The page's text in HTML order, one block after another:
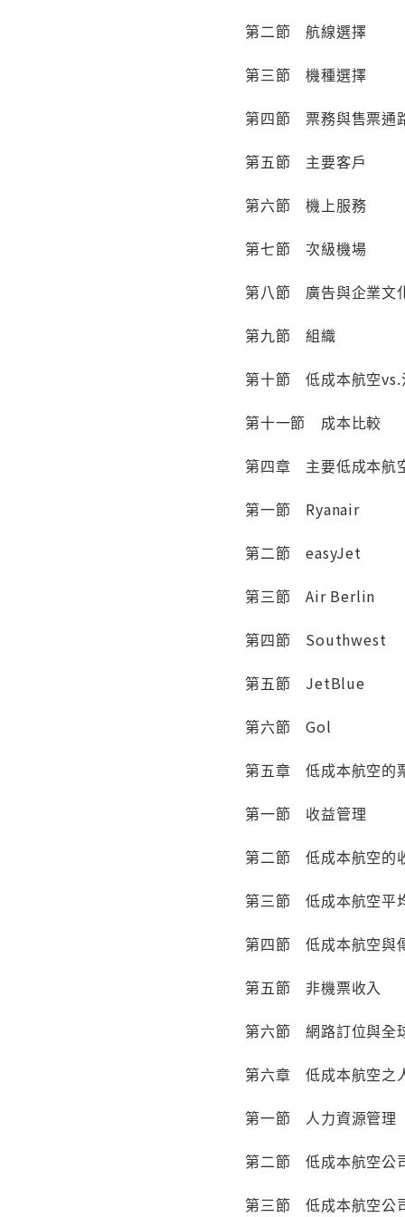
第二節 航線選擇
第三節 機種選擇
第四節 票務與售票通
第五節 主要客戶
第六節 機上服務
第七節 次級機場
第八節 廣告與企業文
第九節 組織
第十節 低成本航空vs.
第十一節 成本比較
第四章 主要低成本航
第一節 Ryanair
第二節 easyJet
第三節 Air Berlin
第四節 Southwest
第五節 JetBlue
第六節 Gol
第五章 低成本航空的
第一節 收益管理
第二節 低成本航空的
第三節 低成本航空平
第四節 低成本航空與
第五節 非機票收入
第六節 網路訂位與全
第六章 低成本航空之
第一節 人力資源管理
第二節 低成本航空公
第三節 低成本航空公